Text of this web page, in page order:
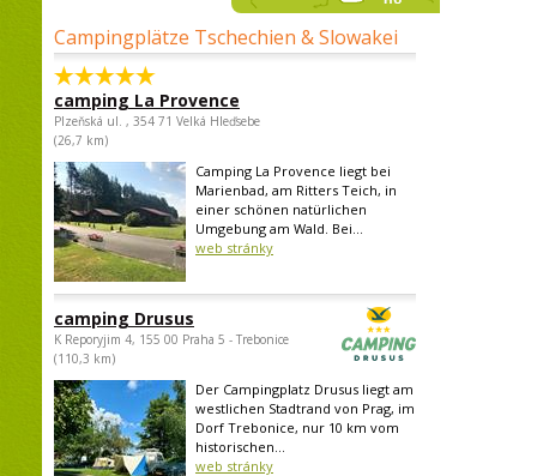
Campingplätze Tschechien & Slowakei
camping La Provence
Plzeňská ul. , 354 71 Velká Hleďsebe
(26,7 km)
Camping La Provence liegt bei
Marienbad, am Ritters Teich, in
einer schönen natürlichen
Umgebung am Wald. Bei...
web stránky
camping Drusus
K Reporyjim 4, 155 00 Praha 5 - Trebonice
(110,3 km)
Der Campingplatz Drusus liegt am
westlichen Stadtrand von Prag, im
Dorf Trebonice, nur 10 km vom
historischen...
web stránky